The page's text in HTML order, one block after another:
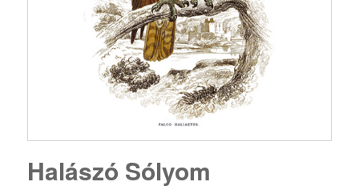
Halászó Sólyom